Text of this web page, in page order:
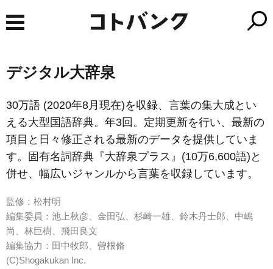
デジタル大辞泉
30万語 (2020年8月現在)を収録、言葉の集大成とい
える大型国語辞典。年3回。定期更新を行い、最新の
項目と日々修正される最新のデータを提供していま
す。固有名詞辞典『大辞泉プラス』(10万6,600語)と
併せ、幅広いジャンルから言葉を収録しています。
監修：松村明
編集委員：池上秋彦、金田弘、杉崎一雄、鈴木丹士郎、中嶋
尚、林巨樹、飛田良文
編集協力：田中牧郎、曽根脩
(C)Shogakukan Inc.